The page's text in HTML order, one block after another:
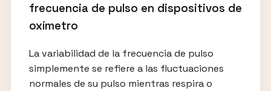
frecuencia de pulso en dispositivos de
oxímetro
La variabilidad de la frecuencia de pulso
simplemente se refiere a las fluctuaciones
normales de su pulso mientras respira o